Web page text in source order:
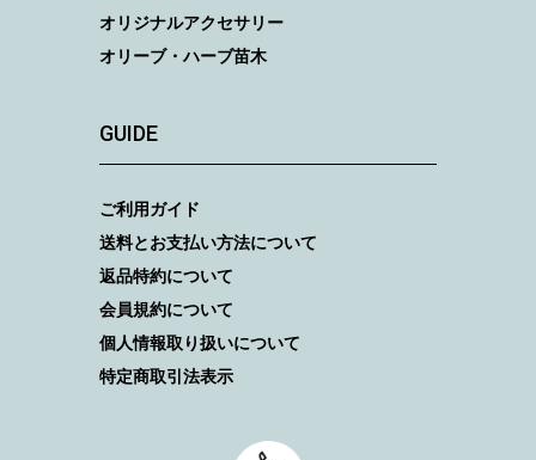
オリジナルアクセサリー
オリーブ・ハーブ苗木
GUIDE
ご利用ガイド
送料とお支払い方法について
返品特約について
会員規約について
個人情報取り扱いについて
特定商取引法表示